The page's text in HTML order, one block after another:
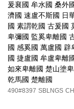
爰襄國 牟水國 桑外
濟國 速盧不斯國 日
國 素謂乾國 古爰國
卑彌國 監奚卑離國
國 感奚國 萬盧國 辟
國 捷盧國 牟盧卑離
如來卑離國 楚山塗
乾馬國 楚離國
490#8397 SBLNGS